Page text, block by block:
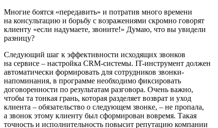
Многие боятся «передавить» и потратив много времени
на консультацию и борьбу с возражениями скромно говорят
клиен­ту «если надумаете, звоните!» Думаю, что вы увидели
разницу?
Следующий шаг к эффективности исхо­дящих звонков
на сервисе – настройка СRM-системы. IT-инструмент должен
авто­матически формировать для сотрудников звонки-
напоминания, в программе необ­ходимо фиксировать
договоренности по результатам разговора. Очень важно,
чтобы та тонкая грань, которая разделяет возврат и уход
клиента – обязательство о следующем звонке, – не пропала,
а зво­нок этому клиенту был сформирован вовремя. Такая
точность и исполнитель­ность повысит репутацию компании